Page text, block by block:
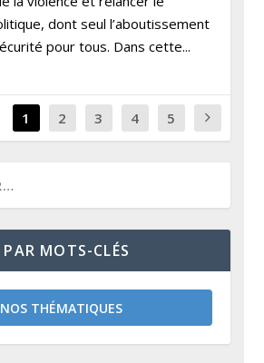
dont seul l’aboutissement
pour tous. Dans cette...
1 2 3 4 5
PAR MOTS-CLÉS
NOS THÉMATIQUES